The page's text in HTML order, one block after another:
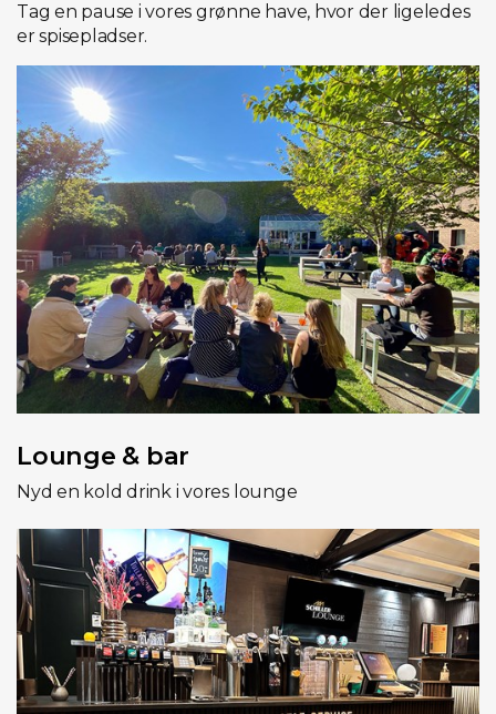
Tag en pause i vores grønne have, hvor der ligeledes
er spisepladser.
Lounge & bar
Nyd en kold drink i vores lounge